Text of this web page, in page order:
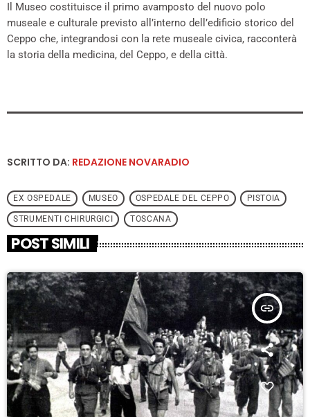
Il Museo costituisce il primo avamposto del nuovo polo
museale e culturale previsto all’interno dell’edificio storico del
Ceppo che, integrandosi con la rete museale civica, racconterà
la storia della medicina, del Ceppo, e della città.
SCRITTO DA: REDAZIONE NOVARADIO
EX OSPEDALE MUSEO OSPEDALE DEL CEPPO PISTOIA
STRUMENTI CHIRURGICI TOSCANA
POST SIMILI
insert_link